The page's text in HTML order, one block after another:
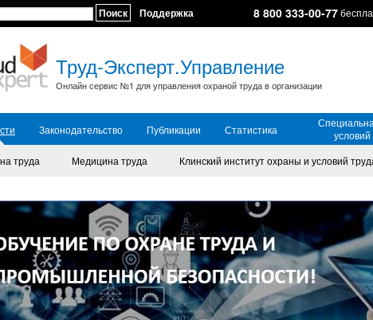
Поиск Поддержка 8 800 333-00-77
Труд-Эксперт.Управление
Онлайн сервис №1 для управления охраной труда в организации
Законодательство Публикации Статистика
условий
труда
Медицина труда Клинский институт охраны и условий